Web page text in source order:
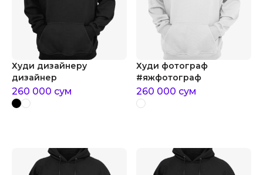
Худи дизайнеру
дизайнер
260 000 сум
Худи фотограф
#яжфотограф
260 000 сум